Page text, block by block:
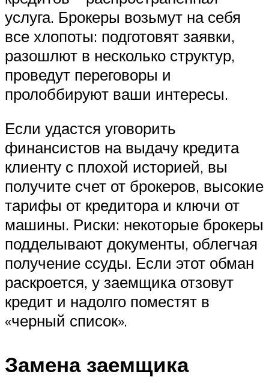
услуга. Брокеры возьмут на себя
все хлопоты: подготовят заявки,
разошлют в несколько структур,
проведут переговоры и
пролоббируют ваши интересы.
Если удастся уговорить
финансистов на выдачу кредита
клиенту с плохой историей, вы
получите счет от брокеров, высокие
тарифы от кредитора и ключи от
машины. Риски: некоторые брокеры
подделывают документы, облегчая
получение ссуды. Если этот обман
раскроется, у заемщика отзовут
кредит и надолго поместят в
«черный список».
Замена заемщика